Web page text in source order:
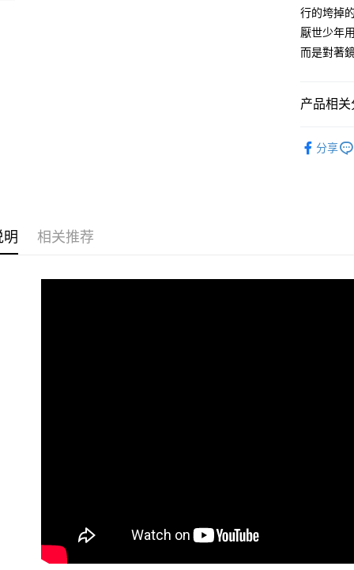
Apple Pay
悠遊付
Plus PAY
行的垮掉
厭世少年
而是對著
产品相关
分享
明 相关推荐